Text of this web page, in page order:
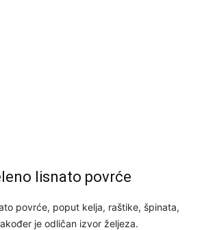
lisnato povrće
povrće, poput kelja, raštike, špinata,
je odličan izvor željeza.